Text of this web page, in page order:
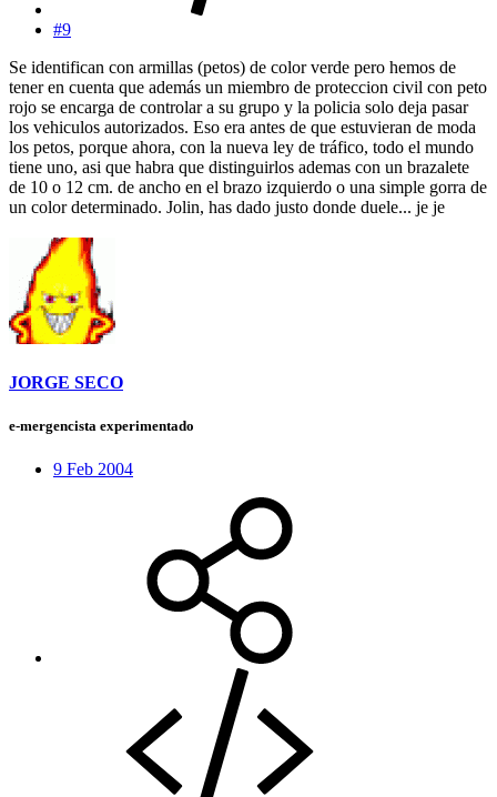
#9
Se identifican con armillas (petos) de color verde pero hemos de
tener en cuenta que además un miembro de proteccion civil con peto
rojo se encarga de controlar a su grupo y la policia solo deja pasar
los vehiculos autorizados. Eso era antes de que estuvieran de moda
los petos, porque ahora, con la nueva ley de tráfico, todo el mundo
tiene uno, asi que habra que distinguirlos ademas con un brazalete
de 10 o 12 cm. de ancho en el brazo izquierdo o una simple gorra de
un color determinado. Jolin, has dado justo donde duele... je je
JORGE SECO
e-mergencista experimentado
9 Feb 2004